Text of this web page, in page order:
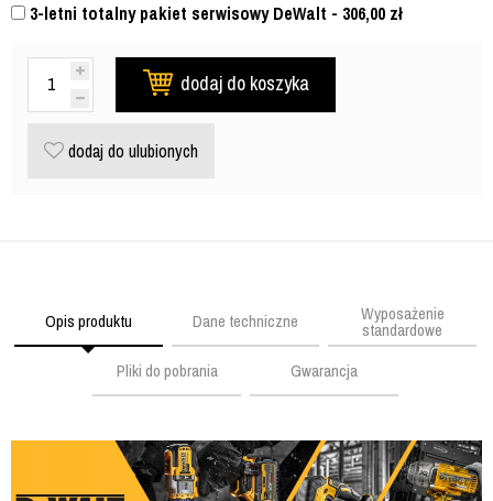
3-letni totalny pakiet serwisowy DeWalt - 306,00 zł
dodaj do koszyka
dodaj do ulubionych
Opis produktu Dane techniczne Wyposażenie
standardowe
Pliki do pobrania
Gwarancja